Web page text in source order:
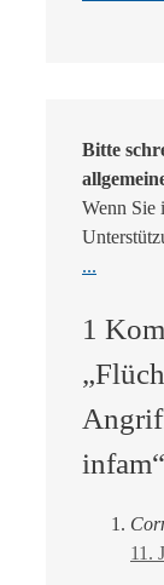
Bitte
Wenn Sie
...
1
infam“
11.